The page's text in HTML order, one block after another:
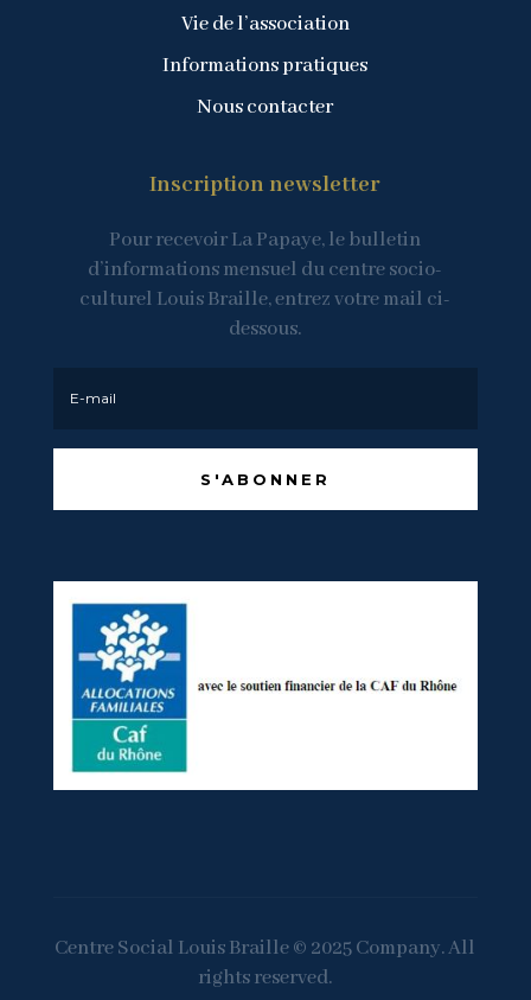
Vie de l’association
Informations pratiques
Nous contacter
Inscription newsletter
Pour recevoir La Papaye, le bulletin
d’informations mensuel du centre socio-
culturel Louis Braille, entrez votre mail ci-
dessous.
S'ABONNER
Centre Social Louis Braille © 2025 Company. All
rights reserved.